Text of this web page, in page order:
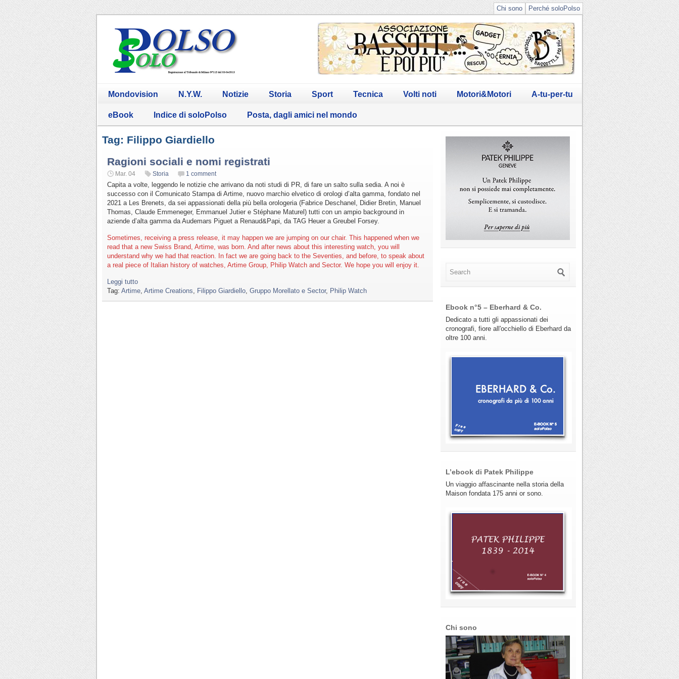
Perché soloPolso
Chi sono
Mondovision N.Y.W. Notizie Storia Sport Tecnica Volti noti Motori&Motori A-tu-per-tu
eBook Indice di soloPolso Posta, dagli amici nel mondo
Tag: Filippo Giardiello
Ragioni sociali e nomi registrati
Mar. 04 Storia 1 comment
Capita a volte, leggendo le notizie che arrivano da noti studi di PR, di fare un salto sulla sedia. A noi è
successo con il Comunicato Stampa di Artime, nuovo marchio elvetico di orologi d’alta gamma, fondato nel
2021 a Les Brenets, da sei appassionati della più bella orologeria (Fabrice Deschanel, Didier Bretin, Manuel
Thomas, Claude Emmeneger, Emmanuel Jutier e Stéphane Maturel) tutti con un ampio background in
aziende d’alta gamma da Audemars Piguet a Renaud&Papi, da TAG Heuer a Greubel Forsey.
Sometimes, receiving a press release, it may happen we are jumping on our chair. This happened when we
read that a new Swiss Brand, Artime, was born. And after news about this interesting watch, you will
understand why we had that reaction. In fact we are going back to the Seventies, and before, to speak about
a real piece of Italian history of watches, Artime Group, Philip Watch and Sector. We hope you will enjoy it.
Leggi tutto
Tag: Artime Artime Creations Filippo Giardiello Gruppo Morellato e Sector, Philip Watch
Ebook n°5 – Eberhard & Co.
Dedicato a tutti gli appassionati dei
cronografi, fiore all'occhiello di Eberhard da
oltre 100 anni.
L’ebook di Patek Philippe
Un viaggio affascinante nella storia della
Maison fondata 175 anni or sono.
Chi sono